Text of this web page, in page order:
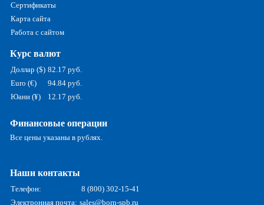
Сертификаты
Карта сайта
Работа с сайтом
Курс валют
Доллар ($) 82.17 руб.
Euro (€)
94.84 руб.
Юани (¥)
12.17 руб.
Финансовые операции
Все цены указаны в рублях.
Наши контакты
Телефон:
8 (800) 302-15-41
Электронная почта: sales@born-spb.ru